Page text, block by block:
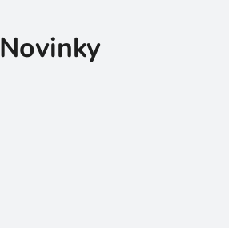
Novinky